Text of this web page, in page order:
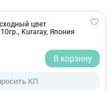
цвет
Kuraray, Япония
В корзину
КП